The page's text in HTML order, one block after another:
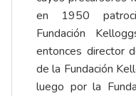
en 1950
Fundación
entonces director
de la Fundación
luego por la